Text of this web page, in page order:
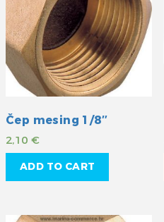
Čep mesing 1/8″
2,10 €
ADD TO CART